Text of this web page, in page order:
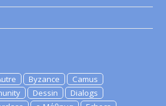
Byzance
Camus
Dessin
Dialogs